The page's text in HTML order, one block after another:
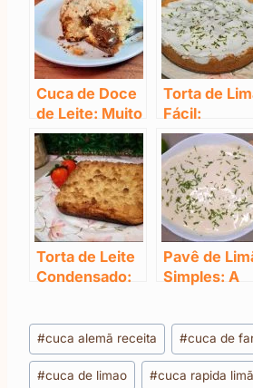
Cuca de Doce
de Leite: Muito
Deliciosa
Torta de
Fácil:
Divinamente
Saborosa
Torta de Leite
Condensado:
Pavê de
Simples: A
s!
Tags
do
Post:
#cuca alemã receita #cuca de
#cuca de limao #cuca rapida